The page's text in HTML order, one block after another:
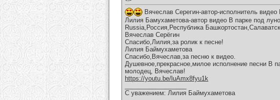
Вячеслав Серегин-автор-исполнитель видео
Лилия Бамухаметова-автор видео В парке под
Russia,Россия,Республика
Вячеслав Серёгин
Спасибо,Лилия,за ролик к песне!
Лилия Баймухаметова
Спасибо,Вячеслав,за песню к видео.
Душевное,прекрасное,милое исполнение песни В
молодец, Вячеслав!
https://youtu.be/luAmx8fyu1k
С уважением: Лилия Баймухаметова